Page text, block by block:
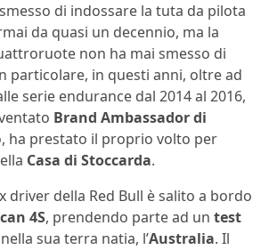
di indossare la tuta da pilota
da quasi un decennio, ma la
non ha mai smesso di
particolare, in questi anni, oltre ad
serie endurance dal 2014 al 2016,
Brand Ambassador di
ha prestato il proprio volto per
Casa di Stoccarda.
driver della Red Bull è salito a bordo
4S, prendendo parte ad un test
sua terra natia, l’Australia. Il